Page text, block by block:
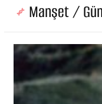
Manşet /